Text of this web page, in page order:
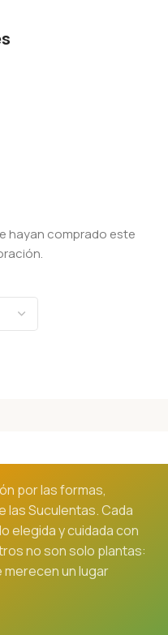
hayan comprado este
por las formas,
las Suculentas. Cada
elegida y cuidada con
no son solo plantas:
un lugar